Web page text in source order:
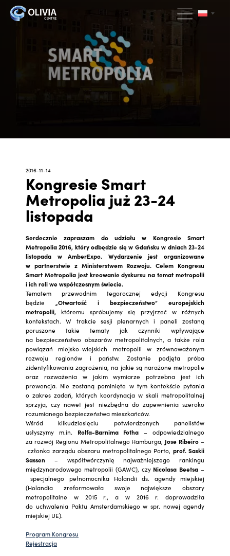
2016-11-14
Kongresie Smart
Metropolia już 23-24
listopada
Serdecznie zapraszam do udziału w Kongresie Smart
Metropolia 2016, który odbędzie się w Gdańsku w dniach 23-24
listopada w AmberExpo. Wydarzenie jest organizowane
w partnerstwie z Ministerstwem Rozwoju. Celem Kongresu
Smart Metropolia jest kreowanie dyskursu na temat metropolii
i ich roli we współczesnym świecie.
Tematem przewodnim tegorocznej edycji Kongresu
będzie „Otwartość i bezpieczeństwo” europejskich
metropolii, któremu spróbujemy się przyjrzeć w różnych
kontekstach. W trakcie sesji plenarnych i paneli zostaną
poruszone takie tematy jak czynniki wpływające
na bezpieczeństwo obszarów metropolitalnych, a także rola
powiązań miejsko-wiejskich metropolii w zrównoważonym
rozwoju regionów i państw. Zostanie podjęta próba
zidentyfikowania zagrożenia, na jakie są narażone metropolie
oraz rozważenia w jakim wymiarze potrzebna jest ich
prewencja. Nie zostaną pominięte w tym kontekście pytania
o zakres zadań, których koordynacja w skali metropolitalnej
sprzyja, czy nawet jest niezbędna do zapewnienia szeroko
rozumianego bezpieczeństwa mieszkańców.
Wśród kilkudziesięciu potwierdzonych panelistów
usłyszymy m.in. Rolfa-Barnima Fotha– odpowiedzialnego
za rozwój Regionu Metropolitalnego Hamburga, Jose Ribeiro–
członka zarządu obszaru metropolitalnego Porto, prof. Saskii
Sassen –
współtwórczynię najważniejszego rankingu
międzynarodowego metropolii (GAWC), czy Nicolasa Beetsa–
specjalnego pełnomocnika Holandii ds. agendy miejskiej
(Holandia zreformowała swoje największe obszary
metropolitalne w 2015 r., a w 2016 r. doprowadziła
do uchwalenia Paktu Amsterdamskiego w spr. nowej agendy
miejskiej UE).
Program Kongresu
Rejestracja